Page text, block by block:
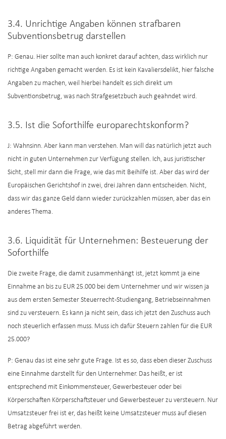
3.4. Unrichtige Angaben können strafbaren
Subventionsbetrug darstellen
P: Genau. Hier sollte man auch konkret darauf achten, dass wirklich nur
richtige Angaben gemacht werden. Es ist kein Kavaliersdelikt, hier falsche
Angaben zu machen, weil hierbei handelt es sich direkt um
Subventionsbetrug, was nach Strafgesetzbuch auch geahndet wird.
3.5. Ist die Soforthilfe europarechtskonform?
J: Wahnsinn. Aber kann man verstehen. Man will das natürlich jetzt auch
nicht in guten Unternehmen zur Verfügung stellen. Ich, aus juristischer
Sicht, stell mir dann die Frage, wie das mit Beihilfe ist. Aber das wird der
Europäischen Gerichtshof in zwei, drei Jahren dann entscheiden. Nicht,
dass wir das ganze Geld dann wieder zurückzahlen müssen, aber das ein
anderes Thema.
3.6. Liquidität für Unternehmen: Besteuerung der
Soforthilfe
Die zweite Frage, die damit zusammenhängt ist, jetzt kommt ja eine
Einnahme an bis zu EUR 25.000 bei dem Unternehmer und wir wissen ja
aus dem ersten Semester Steuerrecht-Studiengang, Betriebseinnahmen
sind zu versteuern. Es kann ja nicht sein, dass ich jetzt den Zuschuss auch
noch steuerlich erfassen muss. Muss ich dafür Steuern zahlen für die EUR
25.000?
P: Genau das ist eine sehr gute Frage. Ist es so, dass eben dieser Zuschuss
eine Einnahme darstellt für den Unternehmer. Das heißt, er ist
entsprechend mit Einkommensteuer, Gewerbesteuer oder bei
Körperschaften Körperschaftsteuer und Gewerbesteuer zu versteuern. Nur
Umsatzsteuer frei ist er, das heißt keine Umsatzsteuer muss auf diesen
Betrag abgeführt werden.